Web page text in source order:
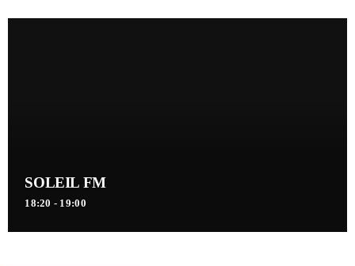
SOLEIL FM
18:20 - 19:00